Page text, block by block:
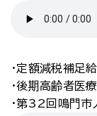
・定額減税補足
・後期高齢者医
・第32回鳴門市